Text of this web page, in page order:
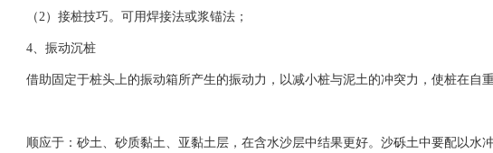
（2）接桩技巧。可用焊接法或浆锚法；
4、振动沉桩
借助固定于桩头上的振动箱所产生的振动力，以减小桩与泥土的冲突力，使桩在自
顺应于：砂土、砂质黏土、亚黏土层，在含水沙层中结果更好。沙砾土中要配以水冲